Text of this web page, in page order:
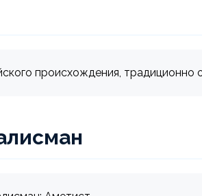
происхождения, традиционно